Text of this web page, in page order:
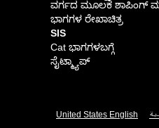
ವರ್ಗದ ಮೂಲಕ ಶಾಪಿಂಗ್
ಭಾಗಗಳ ರೇಖಾಚಿತ್ರ
SIS
Cat ಭಾಗಗಳಬಗ್ಗೆ
ಸೈಟ್ಮ್ಯಾಪ್
United States English